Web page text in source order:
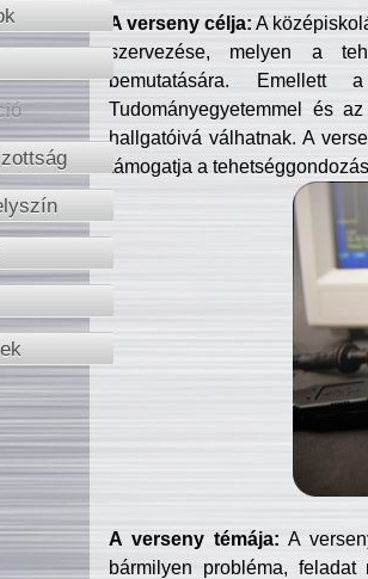
A verseny célja: A
szervezése, melyen a
bemutatására. Emellett
Tudományegyetemmel és
hallgatóivá válhatnak. A
támogatja a
A verseny témája: A
bármilyen probléma, feladat